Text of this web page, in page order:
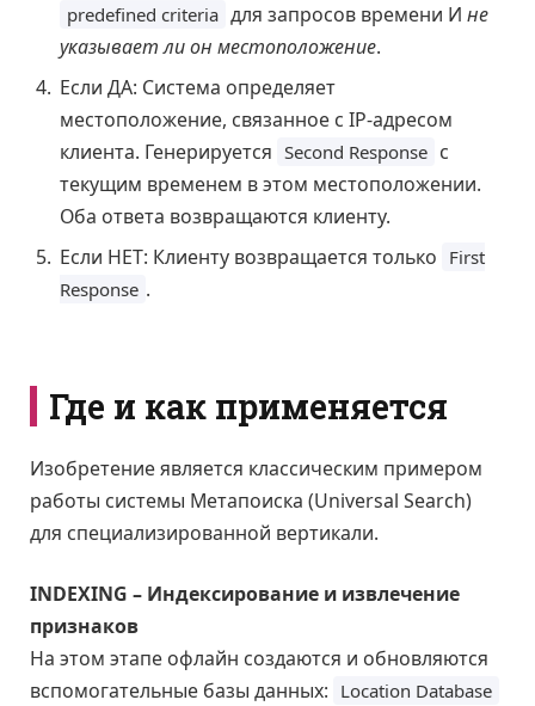
predefined criteria для запросов времени И не
указывает ли он местоположение.
Если ДА: Система определяет
местоположение, связанное с IP-адресом
клиента. Генерируется Second Response с
текущим временем в этом местоположении.
Оба ответа возвращаются клиенту.
Если НЕТ: Клиенту возвращается только First
Response .
Где и как применяется
Изобретение является классическим примером
работы системы Метапоиска (Universal Search)
для специализированной вертикали.
INDEXING – Индексирование и извлечение
признаков
На этом этапе офлайн создаются и обновляются
вспомогательные базы данных: Location Database